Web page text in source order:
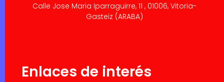
Calle Jose Maria Iparraguirre, 11 , 01006, Vitoria-
Gasteiz (ARABA)
Enlaces de interés